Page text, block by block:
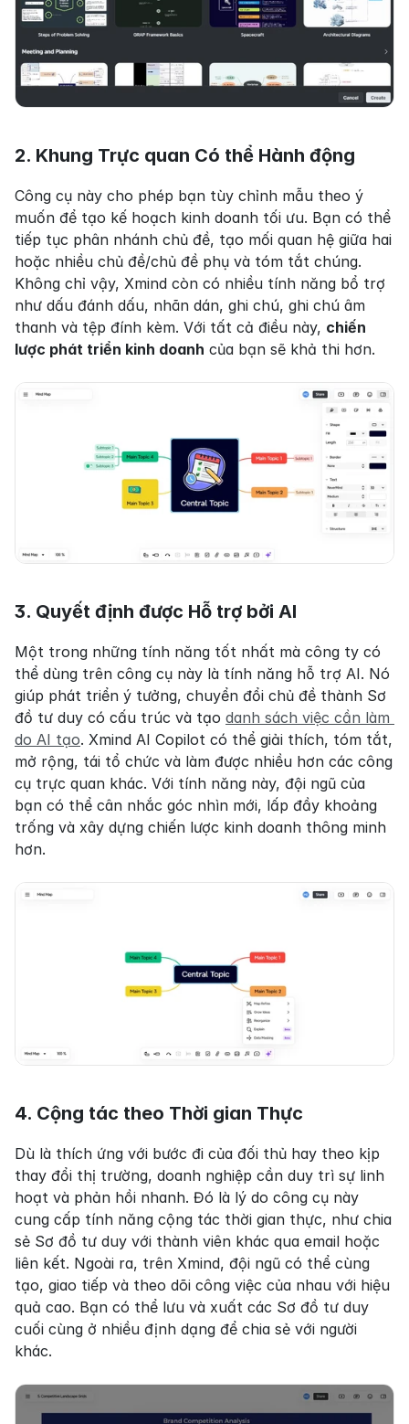
2. Khung Trực quan Có thể Hành động
Công cụ này cho phép bạn tùy chỉnh mẫu theo ý
muốn để tạo kế hoạch kinh doanh tối ưu. Bạn có thể
tiếp tục phân nhánh chủ đề, tạo mối quan hệ giữa hai
hoặc nhiều chủ đề/chủ đề phụ và tóm tắt chúng.
Không chỉ vậy, Xmind còn có nhiều tính năng bổ trợ
như dấu đánh dấu, nhãn dán, ghi chú, ghi chú âm
thanh và tệp đính kèm. Với tất cả điều này, chiến
lược phát triển kinh doanh của bạn sẽ khả thi hơn.
3. Quyết định được Hỗ trợ bởi AI
Một trong những tính năng tốt nhất mà công ty có
thể dùng trên công cụ này là tính năng hỗ trợ AI. Nó
giúp phát triển ý tưởng, chuyển đổi chủ đề thành Sơ
đồ tư duy có cấu trúc và tạo danh sách việc cần làm
do AI tạo. Xmind AI Copilot có thể giải thích, tóm tắt,
mở rộng, tái tổ chức và làm được nhiều hơn các công
cụ trực quan khác. Với tính năng này, đội ngũ của
bạn có thể cân nhắc góc nhìn mới, lấp đầy khoảng
trống và xây dựng chiến lược kinh doanh thông minh
hơn.
4. Cộng tác theo Thời gian Thực
Dù là thích ứng với bước đi của đối thủ hay theo kịp
thay đổi thị trường, doanh nghiệp cần duy trì sự linh
hoạt và phản hồi nhanh. Đó là lý do công cụ này
cung cấp tính năng cộng tác thời gian thực, như chia
sẻ Sơ đồ tư duy với thành viên khác qua email hoặc
liên kết. Ngoài ra, trên Xmind, đội ngũ có thể cùng
tạo, giao tiếp và theo dõi công việc của nhau với hiệu
quả cao. Bạn có thể lưu và xuất các Sơ đồ tư duy
cuối cùng ở nhiều định dạng để chia sẻ với người
khác.